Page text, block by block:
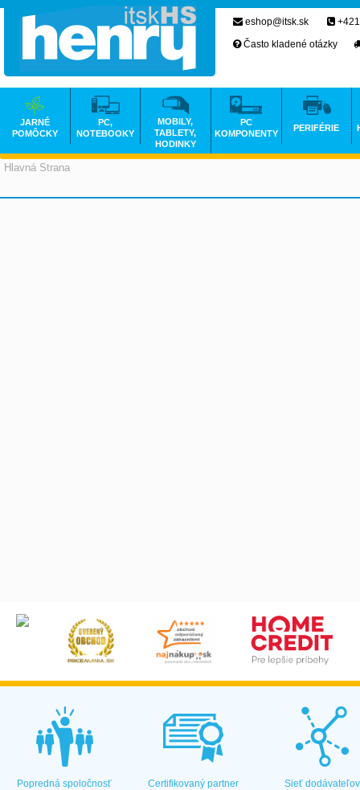
Hlavná Strana
eshop@itsk.sk
Často kladené otázky
JARNÉ
POMÔCKY
PC,
NOTEBOOKY
MOBILY,
TABLETY,
HODINKY
PC
KOMPONENTY
PERIFÉRIE
Popredná spoločnosť Certifikovaný partner Sieť dodávateľov